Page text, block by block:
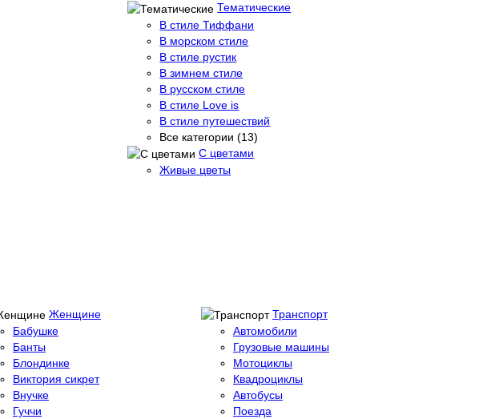
Тематические
В стиле Тиффани
В морском стиле
В стиле рустик
В зимнем стиле
В русском стиле
В стиле Love is
В стиле путешествий
Все категории (13)
С цветами
Живые цветы
Женщине
Бабушке
Банты
Блондинке
Виктория сикрет
Внучке
Гуччи
Транспорт
Автомобили
Грузовые машины
Мотоциклы
Квадроциклы
Автобусы
Поезда